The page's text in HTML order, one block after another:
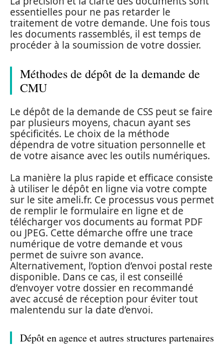
essentielles pour ne pas retarder le
traitement de votre demande. Une fois tous
les documents rassemblés, il est temps de
procéder à la soumission de votre dossier.
Méthodes de dépôt de la demande de
CMU
Le dépôt de la demande de CSS peut se faire
par plusieurs moyens, chacun ayant ses
spécificités. Le choix de la méthode
dépendra de votre situation personnelle et
de votre aisance avec les outils numériques.
La manière la plus rapide et efficace consiste
à utiliser le dépôt en ligne via votre compte
sur le site ameli.fr. Ce processus vous permet
de remplir le formulaire en ligne et de
télécharger vos documents au format PDF
ou JPEG. Cette démarche offre une trace
numérique de votre demande et vous
permet de suivre son avance.
Alternativement, l’option d’envoi postal reste
disponible. Dans ce cas, il est conseillé
d’envoyer votre dossier en recommandé
avec accusé de réception pour éviter tout
malentendu sur la date d’envoi.
Dépôt en agence et autres structures partenaires